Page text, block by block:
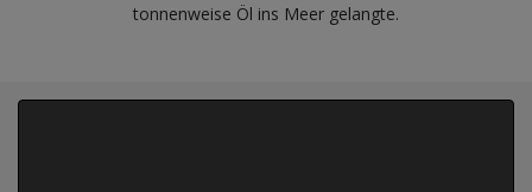
tonnenweise Öl ins Meer gelangte.